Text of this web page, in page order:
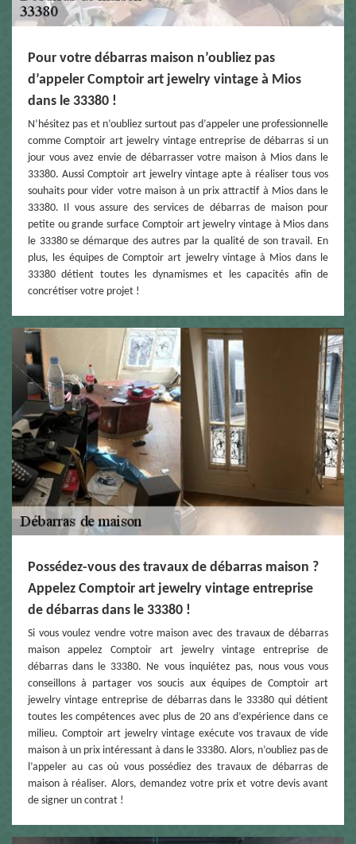
Pour votre débarras maison n’oubliez pas
d’appeler Comptoir art jewelry vintage à Mios
dans le 33380 !
N’hésitez pas et n’oubliez surtout pas d’appeler une professionnelle
comme Comptoir art jewelry vintage entreprise de débarras si un
jour vous avez envie de débarrasser votre maison à Mios dans le
33380. Aussi Comptoir art jewelry vintage apte à réaliser tous vos
souhaits pour vider votre maison à un prix attractif à Mios dans le
33380. Il vous assure des services de débarras de maison pour
petite ou grande surface Comptoir art jewelry vintage à Mios dans
le 33380 se démarque des autres par la qualité de son travail. En
plus, les équipes de Comptoir art jewelry vintage à Mios dans le
33380 détient toutes les dynamismes et les capacités afin de
concrétiser votre projet !
Possédez-vous des travaux de débarras maison ?
Appelez Comptoir art jewelry vintage entreprise
de débarras dans le 33380 !
Si vous voulez vendre votre maison avec des travaux de débarras
maison appelez Comptoir art jewelry vintage entreprise de
débarras dans le 33380. Ne vous inquiétez pas, nous vous vous
conseillons à partager vos soucis aux équipes de Comptoir art
jewelry vintage entreprise de débarras dans le 33380 qui détient
toutes les compétences avec plus de 20 ans d’expérience dans ce
milieu. Comptoir art jewelry vintage exécute vos travaux de vide
maison à un prix intéressant à dans le 33380. Alors, n’oubliez pas de
l’appeler au cas où vous possédiez des travaux de débarras de
maison à réaliser. Alors, demandez votre prix et votre devis avant
de signer un contrat !